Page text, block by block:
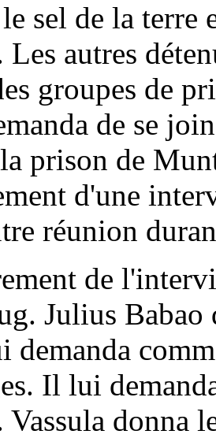
sel de la terre
Les autres
groupes de
de se
prison de
d'une
réunion
de
Julius
demanda
Il lui
donna